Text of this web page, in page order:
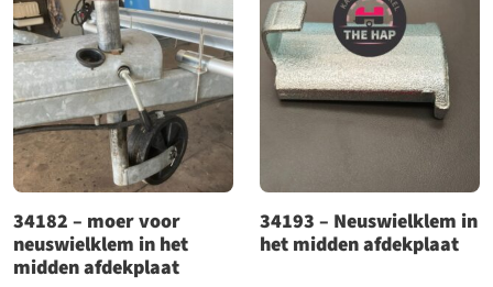
34182 – moer voor
neuswielklem in het
midden afdekplaat
34193 – Neuswielklem in
het midden afdekplaat